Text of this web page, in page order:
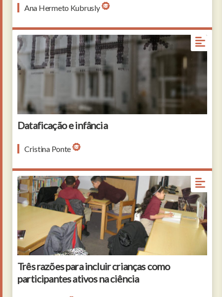
Ana Hermeto Kubrusly
Dataficação e infância
Cristina Ponte
Três razões para incluir crianças como
participantes ativos na ciência